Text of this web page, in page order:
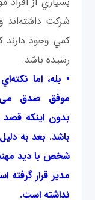
شركت داشته‌اند
كمي وجود
رسيده باشد.
• بله، اما
موفق صدق
بدون اينكه قصد
باشد. بعد به
شخص با ديد
مدير قرار گرفته
نداشته است.